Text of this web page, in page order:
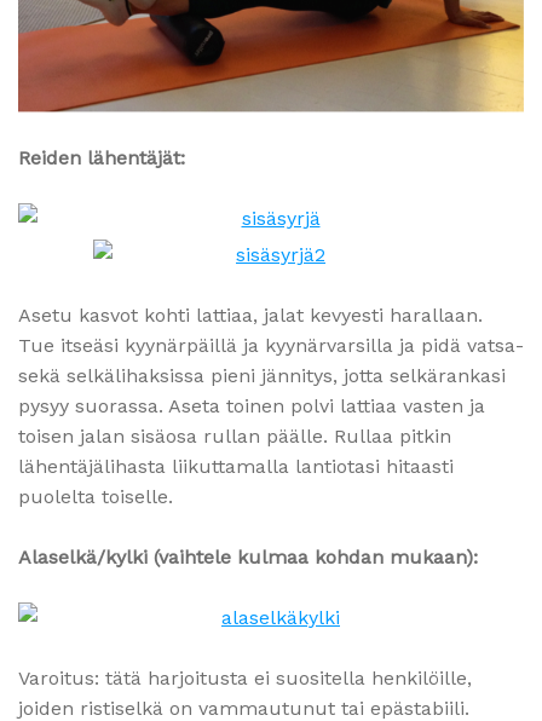
Reiden lähentäjät:
Asetu kasvot kohti lattiaa, jalat kevyesti harallaan.
Tue itseäsi kyynärpäillä ja kyynärvarsilla ja pidä vatsa-
sekä selkälihaksissa pieni jännitys, jotta selkärankasi
pysyy suorassa. Aseta toinen polvi lattiaa vasten ja
toisen jalan sisäosa rullan päälle. Rullaa pitkin
lähentäjälihasta liikuttamalla lantiotasi hitaasti
puolelta toiselle.
Alaselkä/kylki (vaihtele kulmaa kohdan mukaan):
Varoitus: tätä harjoitusta ei suositella henkilöille,
joiden ristiselkä on vammautunut tai epästabiili.